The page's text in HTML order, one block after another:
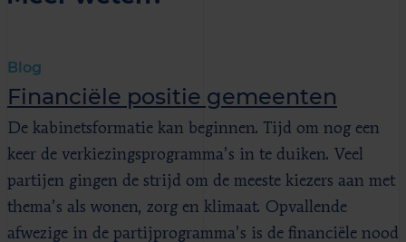
Blog
Financiële positie gemeenten
De kabinetsformatie kan beginnen. Tijd om nog een
keer de verkiezingsprogramma’s in te duiken. Veel
partijen gingen de strijd om de meeste kiezers aan met
thema’s als wonen, zorg en klimaat. Opvallende
afwezige in de partijprogramma’s is de financiële nood